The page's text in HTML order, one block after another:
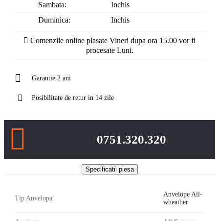
Sambata:
Inchis
Duminica:
Inchis
Comenzile online plasate Vineri dupa ora 15.00 vor fi
procesate Luni.
Garantie 2 ani
Posibilitate de retur in 14 zile
0751.320.320
Specificatii piesa
Tip Anvelopa
Anvelope All-
wheather